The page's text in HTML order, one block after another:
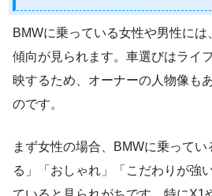
BMWに乗っている女性や男性に
傾向が見られます。車選びはライ
映するため、オーナーの人物像も
のです。
まず女性の場合、BMWに乗って
る」「おしゃれ」「こだわりが強